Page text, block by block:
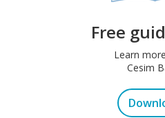
Free
Learn
Cesim